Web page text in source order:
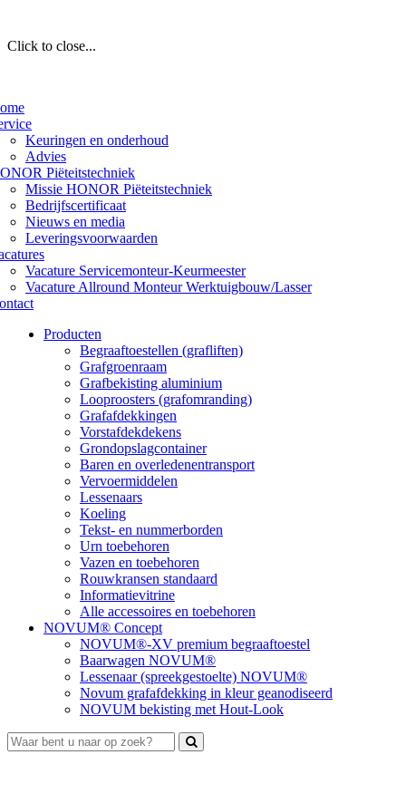
Click to close...
Keuringen en onderhoud
Advies
Piëteitstechniek
Missie HONOR Piëteitstechniek
Bedrijfscertificaat
Nieuws en media
Leveringsvoorwaarden
Vacature Servicemonteur-Keurmeester
Vacature Allround Monteur Werktuigbouw/Lasser
Producten
Begraaftoestellen (grafliften)
Grafgroenraam
Grafbekisting aluminium
Looproosters (grafomranding)
Grafafdekkingen
Vorstafdekdekens
Grondopslagcontainer
Baren en overledenentransport
Vervoermiddelen
Lessenaars
Koeling
Tekst- en nummerborden
Urn toebehoren
Vazen en toebehoren
Rouwkransen standaard
Informatievitrine
Alle accessoires en toebehoren
NOVUM® Concept
NOVUM®-XV premium begraaftoestel
Baarwagen NOVUM®
Lessenaar (spreekgestoelte) NOVUM®
Novum grafafdekking in kleur geanodiseerd
NOVUM bekisting met Hout-Look